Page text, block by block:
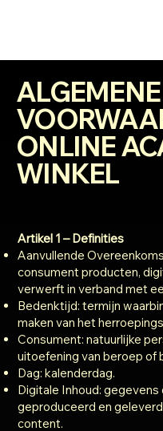
ALGEMENE
ONLINE
WINKEL
Artikel 1 – Definities
Aanvullende
consument producten,
verwerft in verband met
Bedenktijd: termijn
maken van het
Consument: natuurlijke
uitoefening van beroep of
Dag: kalenderdag.
Digitale Inhoud:
geproduceerd en
content.